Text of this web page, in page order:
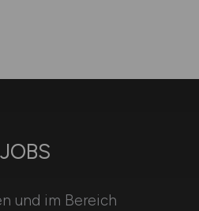
und im Bereich